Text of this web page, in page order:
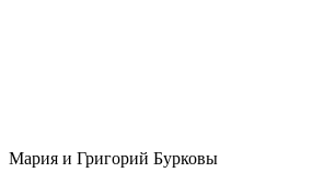
Мария и Григорий Бурковы